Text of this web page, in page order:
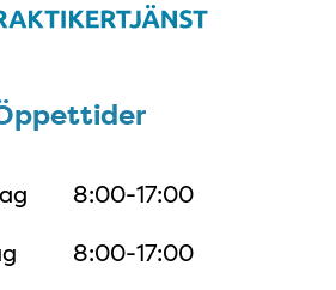
8:00-17:00
8:00-17:00